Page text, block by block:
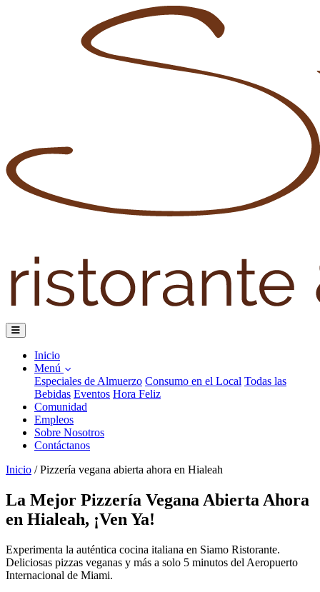
Inicio
Menú
Especiales de Almuerzo Consumo en el Local Todas las
Bebidas Eventos Hora Feliz
Comunidad
Empleos
Sobre Nosotros
Contáctanos
Inicio / Pizzería vegana abierta ahora en Hialeah
La Mejor Pizzería Vegana Abierta Ahora
en Hialeah, ¡Ven Ya!
Experimenta la auténtica cocina italiana en Siamo Ristorante.
Deliciosas pizzas veganas y más a solo 5 minutos del Aeropuerto
Internacional de Miami.